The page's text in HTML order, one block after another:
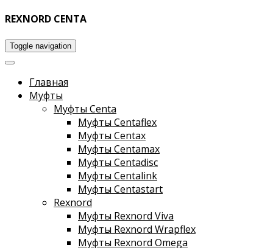
REXNORD CENTA
Toggle navigation
Главная
Муфты
Муфты Centa
Муфты Centaflex
Муфты Centax
Муфты Centamax
Муфты Centadisc
Муфты Centalink
Муфты Centastart
Rexnord
Муфты Rexnord Viva
Муфты Rexnord Wrapflex
Муфты Rexnord Omega